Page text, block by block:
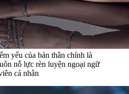
yếu của bản thân chính là
nỗ lực rèn luyện ngoại ngữ
cá nhân